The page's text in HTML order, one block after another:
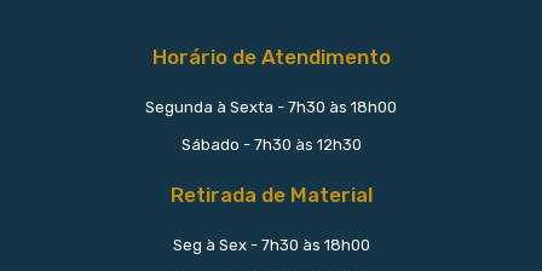
Horário de Atendimento
Segunda à Sexta - 7h30 às 18h00
Sábado - 7h30 às 12h30
Retirada de Material
Seg à Sex - 7h30 às 18h00